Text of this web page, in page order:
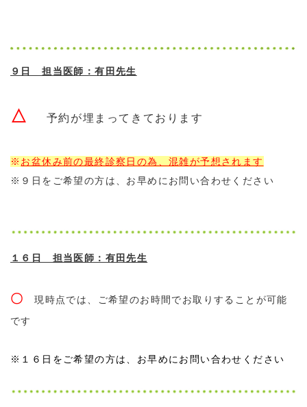
９日 担当医師：有田先生
△ 予約が埋まってきております
※ お盆休み前の最終診察日の為、混雑が予想されます
※９日をご希望の方は、お早めにお問い合わせください
１６日 担当医師：有田先生
〇
現時点では、ご希望のお時間でお取りすることが可能
です
※１６日をご希望の方は、お早めにお問い合わせください